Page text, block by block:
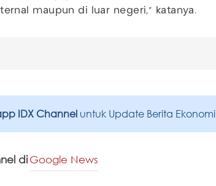
maupun di luar negeri," katanya.
IDX Channel untuk Update Berita Ekonomi
diGoogle News